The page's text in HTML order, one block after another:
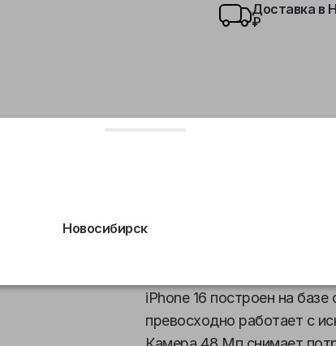
Доставка в
₽
Новый дизайн. Яркие
iPhone 16 построен на
превосходно работает с
Новосибирск